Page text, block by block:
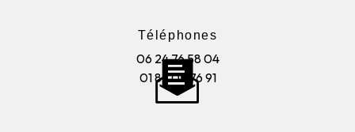
Téléphones
06 24 76 58 04
01 85 05 76 91